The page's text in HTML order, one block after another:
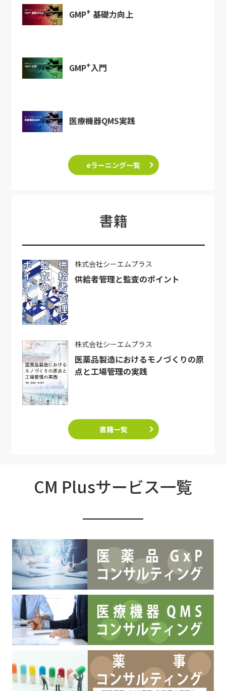
GMP+ 基礎力向上
GMP+入門
医療機器QMS実践
eラーニング一覧
書籍
株式会社シーエムプラス
供給者管理と監査のポイント
株式会社シーエムプラス
医薬品製造におけるモノづくりの原
点と工場管理の実践
書籍一覧
CM Plusサービス一覧